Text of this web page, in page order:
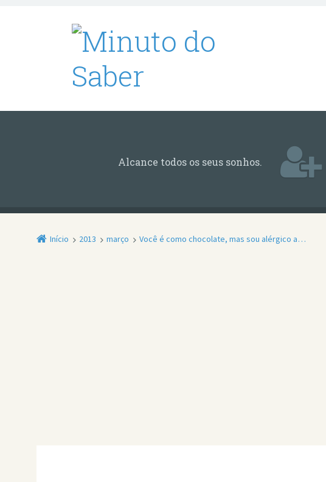
Alcance todos os seus sonhos.
Início 2013 março Você é como chocolate, mas sou alérgico a…